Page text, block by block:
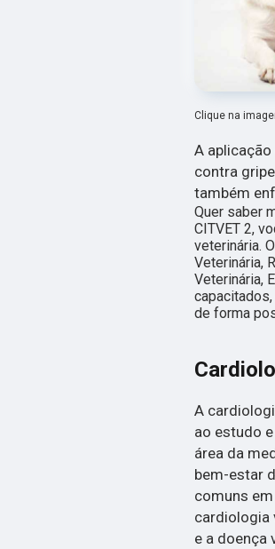
Clique na
A
contra
também
Quer saber
CITVET 2,
veterinária.
Veterinária,
Veterinária,
de forma
A
ao estudo
área da
bem-estar
comuns
cardiologia
e a doença